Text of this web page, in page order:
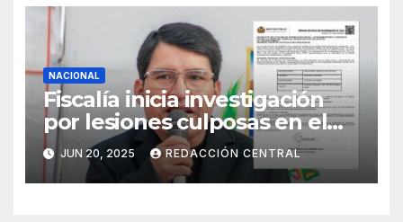
NACIONAL
Fiscalía inicia investigación
por lesiones culposas en el
caso del gobernador
chuquisaqueño Damián
Condori
JUN 20, 2025 REDACCIÓN CENTRAL